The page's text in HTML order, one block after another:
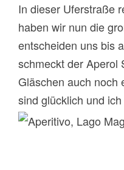
In dieser Uferstraße
haben wir nun die
entscheiden uns bis
schmeckt der Aperol
Gläschen auch noch
sind glücklich und